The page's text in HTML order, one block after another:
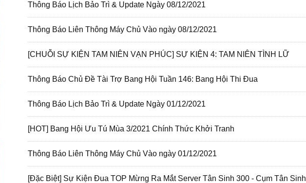
Thông Báo Lịch Bảo Trì & Update Ngày 08/12/2021
Thông Báo Liên Thông Máy Chủ Vào ngày 08/12/2021
[CHUỖI SỰ KIỆN TAM NIÊN VẠN PHÚC] SỰ KIỆN 4: TAM NIÊN TÌNH LỮ
Thông Báo Chủ Đề Tài Trợ Bang Hội Tuần 146: Bang Hội Thi Đua
Thông Báo Lịch Bảo Trì & Update Ngày 01/12/2021
[HOT] Bang Hội Ưu Tú Mùa 3/2021 Chính Thức Khởi Tranh
Thông Báo Liên Thông Máy Chủ Vào ngày 01/12/2021
[Đặc Biệt] Sự Kiện Đua TOP Mừng Ra Mắt Server Tân Sinh 300 - Cụm Tân Sinh